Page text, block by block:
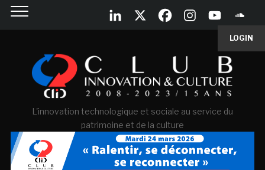
LOGIN
L'innovation technologique et sociale au service du
patrimoine et de la culture